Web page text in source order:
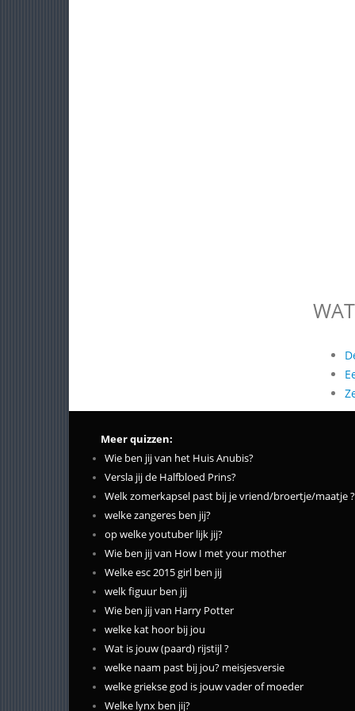
Meer quizzen:
Wie ben jij van het Huis Anubis?
Versla jij de Halfbloed Prins?
Welk zomerkapsel past bij je vriend/broertje/maatje ?
welke zangeres ben jij?
op welke youtuber lijk jij?
Wie ben jij van How I met your mother
Welke esc 2015 girl ben jij
welk figuur ben jij
Wie ben jij van Harry Potter
welke kat hoor bij jou
Wat is jouw (paard) rijstijl ?
welke naam past bij jou? meisjesversie
welke griekse god is jouw vader of moeder
Welke lynx ben jij?